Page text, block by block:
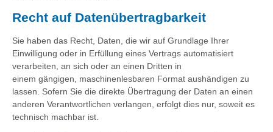
Recht auf Daten­übertrag­barkeit
Sie haben das Recht, Daten, die wir auf Grundlage Ihrer
Einwilligung oder in Erfüllung eines Vertrags automatisiert
verarbeiten, an sich oder an einen Dritten in
einem gängigen, maschinenlesbaren Format aushändigen zu
lassen. Sofern Sie die direkte Übertragung der Daten an einen
anderen Verantwortlichen verlangen, erfolgt dies nur, soweit es
technisch machbar ist.